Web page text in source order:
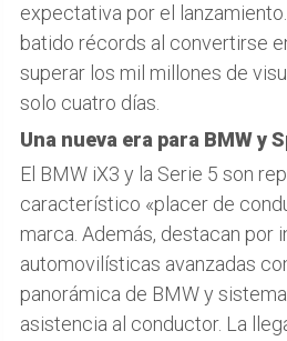
expectativa por el
batido récords al convertirse
superar los mil millones de
solo cuatro días.
Una nueva era para BMW y
El BMW iX3 y la Serie 5 son
característico «placer de
marca. Además, destacan por
automovilísticas avanzadas
panorámica de BMW y
asistencia al conductor. La